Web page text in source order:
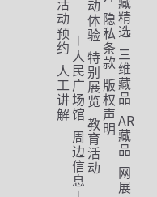
动
预
约
人
工
讲
解
人
民
广
场
馆
周
边
信
息
动
体
验
特
别
展
览
教
育
活
动
隐
私
条
款
版
权
声
明
精
选
三
维
藏
品
AR
藏
品
网
展